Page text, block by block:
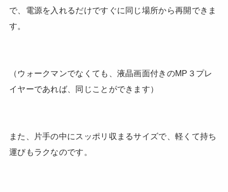
で、電源を入れるだけですぐに同じ場所から再開できま
す。
（ウォークマンでなくても、液晶画面付きのMP３プレ
イヤーであれば、同じことができます）
また、片手の中にスッポリ収まるサイズで、軽くて持ち
運びもラクなのです。